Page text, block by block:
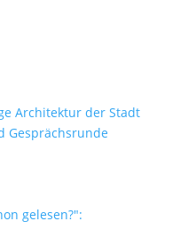
Architektur der Stadt
Gesprächsrunde
gelesen?":